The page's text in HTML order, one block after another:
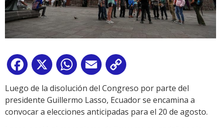
Facebook
X WhatsApp
Email
Link
Luego de la disolución del Congreso por parte del
presidente Guillermo Lasso, Ecuador se encamina a
convocar a elecciones anticipadas para el 20 de agosto.